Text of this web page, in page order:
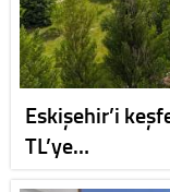
Eskişehir’i
TL’ye…